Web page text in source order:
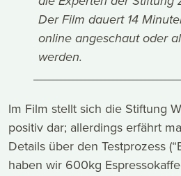
Der Film dauert 14
online angeschaut oder
werden.
Im Film stellt sich die Stiftung
positiv dar; allerdings erfährt
Details über den Testprozess
haben wir 600kg